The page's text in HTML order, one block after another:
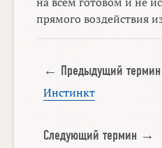
прямого воздействия
← Предыдущий термин
Инстинкт
Следующий термин →